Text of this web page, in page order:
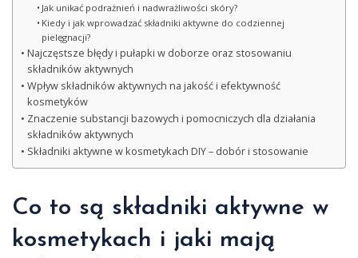
Jak unikać podrażnień i nadwrażliwości skóry?
Kiedy i jak wprowadzać składniki aktywne do codziennej
pielęgnacji?
Najczęstsze błędy i pułapki w doborze oraz stosowaniu
składników aktywnych
Wpływ składników aktywnych na jakość i efektywność
kosmetyków
Znaczenie substancji bazowych i pomocniczych dla działania
składników aktywnych
Składniki aktywne w kosmetykach DIY – dobór i stosowanie
Co to są składniki aktywne w
kosmetykach i jaki mają